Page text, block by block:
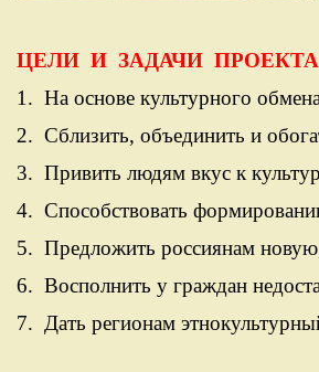
ЦЕЛИ И ЗАДАЧИ ПРОЕКТА
1. На основе культурного
2. Сблизить, объединить и
3. Привить людям вкус к
4. Способствовать
5. Предложить россиянам
6. Восполнить у граждан
7.
Дать регионам